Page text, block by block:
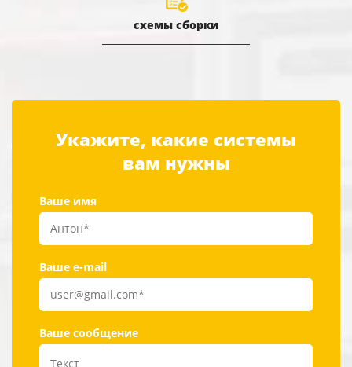
схемы сборки
Укажите, какие системы
вам нужны
Ваше имя
Ваше e-mail
Ваше сообщение